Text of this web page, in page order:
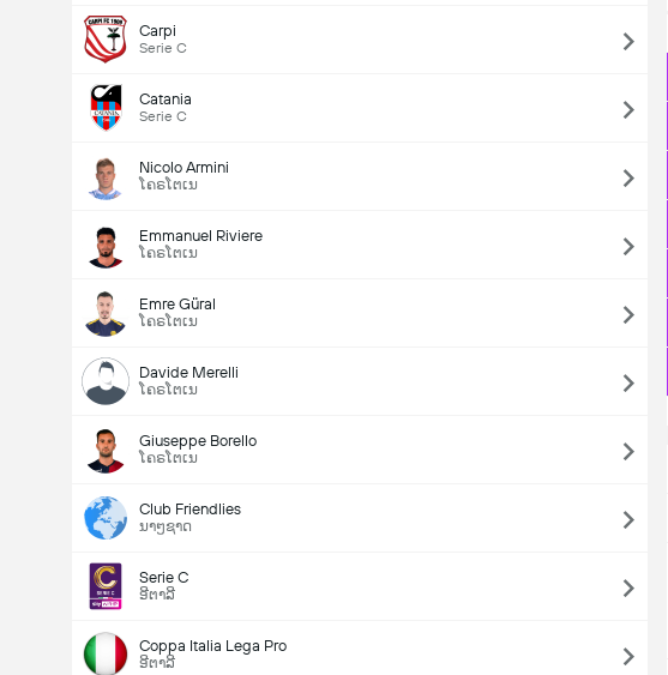
Carpi
Serie C
Catania
Serie C
Nicolo Armini
ໂຄຣໂຕເນ
Emmanuel Riviere
ໂຄຣໂຕເນ
Emre Güral
ໂຄຣໂຕເນ
Davide Merelli
ໂຄຣໂຕເນ
Giuseppe Borello
ໂຄຣໂຕເນ
Club Friendlies
ນາໆຊາດ
Serie C
ອີຕາລີ
Coppa Italia Lega Pro
ອີຕາລີ